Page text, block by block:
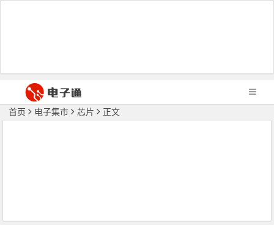
首页 电子集市 芯片 正文